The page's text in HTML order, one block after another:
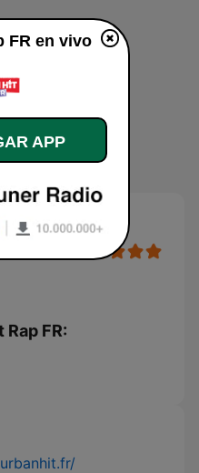
FR:
FR en vivo
APP